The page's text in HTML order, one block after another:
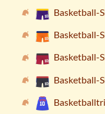
Basketball-
Basketball-
Basketball-
Basketball-